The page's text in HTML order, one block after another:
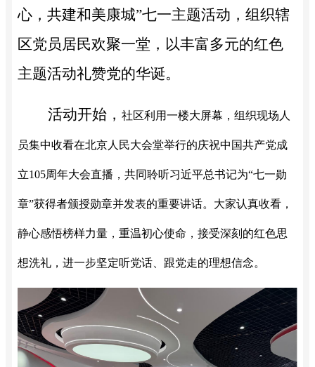
心，共建和美康城”七一主题活动，组织辖
区党员居民欢聚一堂，以丰富多元的红色
主题活动礼赞党的华诞。
活动开始， 社区利用一楼大屏幕，组织现场人
员集中收看在北京人民大会堂举行的庆祝中国共产党成
立105周年大会直播，共同聆听习近平总书记为“七一勋
章”获得者颁授勋章并发表的重要讲话。大家认真收看，
静心感悟榜样力量，重温初心使命，接受深刻的红色思
想洗礼，进一步坚定听党话、跟党走的理想信念。